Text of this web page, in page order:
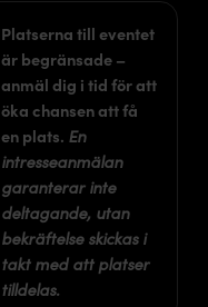
Platserna till eventet
är begränsade –
anmäl dig i tid för att
öka chansen att få
en plats. En
intresseanmälan
garanterar inte
deltagande, utan
bekräftelse skickas i
takt med att platser
tilldelas.